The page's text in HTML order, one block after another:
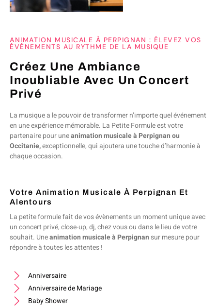
ANIMATION MUSICALE À PERPIGNAN : ÉLEVEZ VOS
ÉVÉNEMENTS AU RYTHME DE LA MUSIQUE
Créez Une Ambiance
Inoubliable Avec Un Concert
Privé
La musique a le pouvoir de transformer n’importe quel événement
en une expérience mémorable. La Petite Formule est votre
partenaire pour uneanimation musicale à Perpignan ou
Occitanie,exceptionnelle, qui ajoutera une touche d’harmonie à
chaque occasion.
Votre Animation Musicale À Perpignan Et
Alentours
La petite formule fait de vos évènements un moment unique avec
un concert privé, close-up, dj, chez vous ou dans le lieu de votre
souhait. Uneanimation musicale à Perpignan sur mesure pour
répondre à toutes les attentes !
Anniversaire
Anniversaire de Mariage
Baby Shower